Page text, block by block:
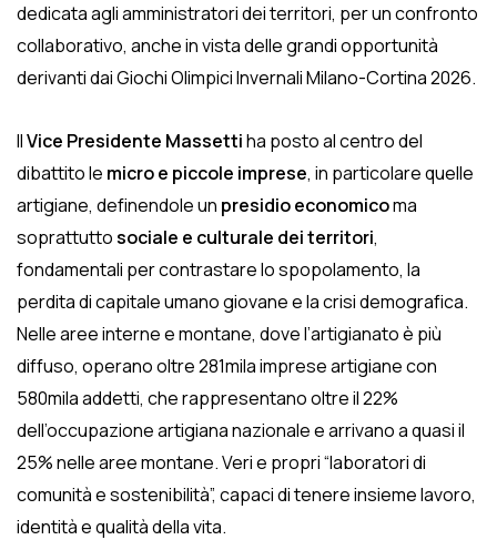
dedicata agli amministratori dei territori, per un confronto
collaborativo, anche in vista delle grandi opportunità
derivanti dai Giochi Olimpici Invernali Milano-Cortina 2026.
IlVice Presidente Massettiha posto al centro del
dibattito le micro e piccole imprese, in particolare quelle
artigiane, definendole un presidio economicoma
soprattuttosociale e culturale dei territori,
fondamentali per contrastare lo spopolamento, la
perdita di capitale umano giovane e la crisi demografica.
Nelle aree interne e montane, dove l’artigianato è più
diffuso, operano oltre 281mila imprese artigiane con
580mila addetti, che rappresentano oltre il 22%
dell’occupazione artigiana nazionale e arrivano a quasi il
25% nelle aree montane. Veri e propri “laboratori di
comunità e sostenibilità”, capaci di tenere insieme lavoro,
identità e qualità della vita.